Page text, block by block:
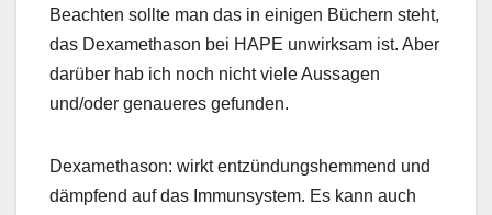
Beachten sollte man das in einigen Büchern steht,
das Dexamethason bei HAPE unwirksam ist. Aber
darüber hab ich noch nicht viele Aussagen
und/oder genaueres gefunden.
Dexamethason: wirkt entzündungshemmend und
dämpfend auf das Immunsystem. Es kann auch